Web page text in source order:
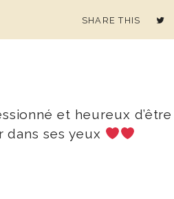
SHARE THIS
et heureux
dans ses yeux